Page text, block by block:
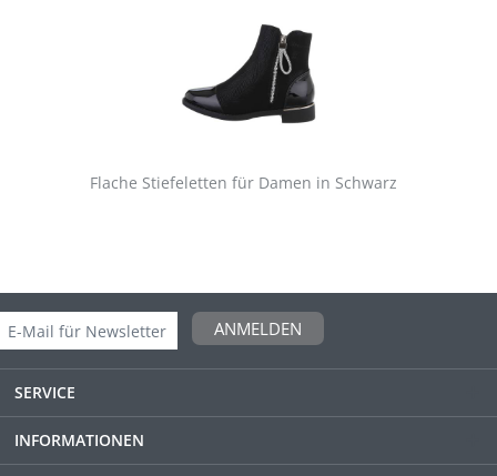
Flache Stiefeletten für Damen in Schwarz
ANMELDEN
SERVICE
INFORMATIONEN